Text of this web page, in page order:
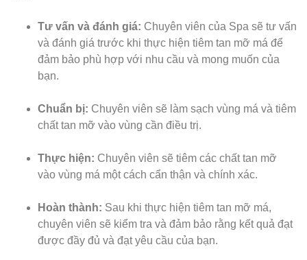
Tư vấn và đánh giá: Chuyên viên của Spa sẽ tư vấn
và đánh giá trước khi thực hiện tiêm tan mỡ má để
đảm bảo phù hợp với nhu cầu và mong muốn của
bạn.
Chuẩn bị: Chuyên viên sẽ làm sạch vùng má và tiêm
chất tan mỡ vào vùng cần điều trị.
Thực hiện: Chuyên viên sẽ tiêm các chất tan mỡ
vào vùng má một cách cẩn thận và chính xác.
Hoàn thành: Sau khi thực hiện tiêm tan mỡ má,
chuyên viên sẽ kiểm tra và đảm bảo rằng kết quả đạt
được đầy đủ và đạt yêu cầu của bạn.